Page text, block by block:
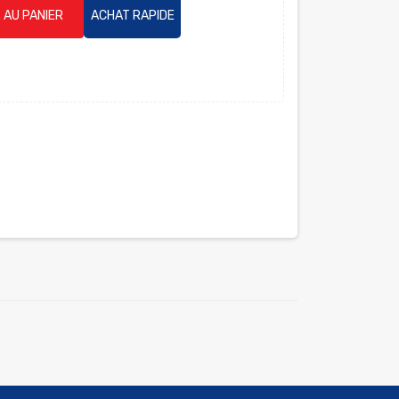
PANIER ACHAT RAPIDE